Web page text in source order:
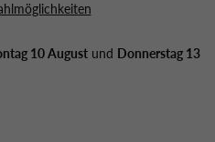
10 August und Donnerstag 13